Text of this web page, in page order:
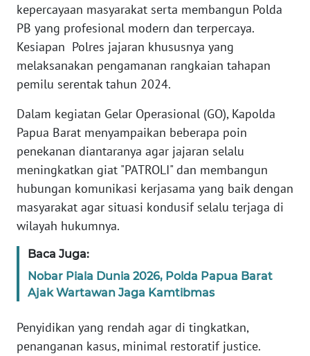
kepercayaan masyarakat serta membangun Polda
PB yang profesional modern dan terpercaya.
Kesiapan Polres jajaran khususnya yang
melaksanakan pengamanan rangkaian tahapan
pemilu serentak tahun 2024.
Dalam kegiatan Gelar Operasional (GO), Kapolda
Papua Barat menyampaikan beberapa poin
penekanan diantaranya agar jajaran selalu
meningkatkan giat "PATROLI" dan membangun
hubungan komunikasi kerjasama yang baik dengan
masyarakat agar situasi kondusif selalu terjaga di
wilayah hukumnya.
Baca Juga:
Nobar Piala Dunia 2026, Polda Papua Barat
Ajak Wartawan Jaga Kamtibmas
Penyidikan yang rendah agar di tingkatkan,
penanganan kasus, minimal restoratif justice.
WN
PAPUA
WN
PAPUA
BARAT
RIAU
WN
SERAMBI
WN
WN
SULTRA
WN
NTB